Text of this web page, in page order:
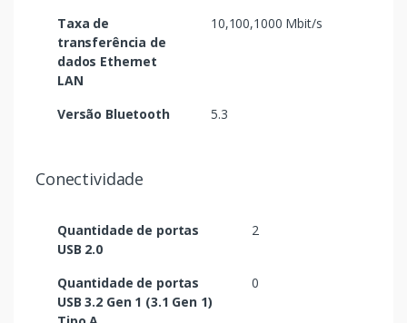
Taxa de
transferência de
dados Ethernet
LAN
10,100,1000 Mbit/s
Versão Bluetooth 5.3
Conectividade
Quantidade de portas
USB 2.0
2
Quantidade de portas
USB 3.2 Gen 1 (3.1 Gen 1)
0